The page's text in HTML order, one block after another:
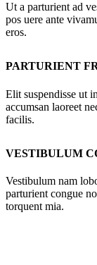
Ut a parturient ad
pos uere ante
eros.
PARTURIENT
Elit suspendisse ut
accumsan laoreet
facilis.
VESTIBULUM
Vestibulum nam
parturient congue
torquent mia.